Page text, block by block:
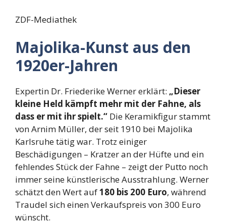
ZDF-Mediathek
Majolika-Kunst aus den
1920er-Jahren
Expertin Dr. Friederike Werner erklärt: „Dieser
kleine Held kämpft mehr mit der Fahne, als
dass er mit ihr spielt.“ Die Keramikfigur stammt
von Arnim Müller, der seit 1910 bei Majolika
Karlsruhe tätig war. Trotz einiger
Beschädigungen – Kratzer an der Hüfte und ein
fehlendes Stück der Fahne – zeigt der Putto noch
immer seine künstlerische Ausstrahlung. Werner
schätzt den Wert auf180 bis 200 Euro, während
Traudel sich einen Verkaufspreis von 300 Euro
wünscht.